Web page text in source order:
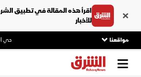
اقرأ هذه المقالة في تطبيق
للأخبار
مواقعنا حي